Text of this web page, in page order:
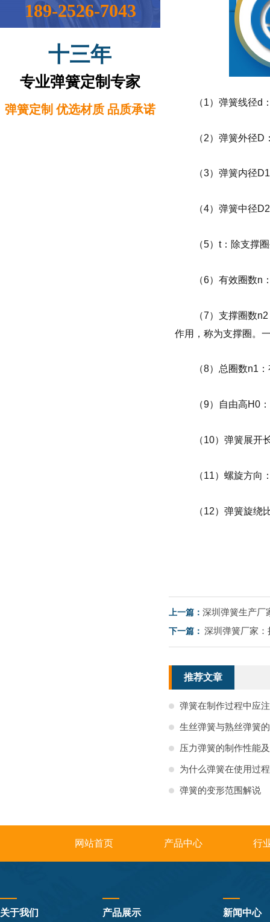
189-2526-7043
十三年
专业弹簧定制专家
弹簧定制 优选材质 品质承诺
（1）弹簧线径d
（2）弹簧外径
（3）弹簧内径
（4）弹簧中径
（5）t：除支撑
（6）有效圈数n
（7）支撑圈数
作用，称为支撑圈。
（8）总圈数n1
（9）自由高H0
（10）弹簧展开
（11）螺旋方向
（12）弹簧旋绕
上一篇： 深圳弹簧生产厂
下一篇： 深圳弹簧厂家
推荐文章
弹簧在制作过程中应
生丝弹簧与熟丝弹簧
压力弹簧的制作性能
为什么弹簧在使用过
弹簧的变形范围解说
网站首页 产品中心 行
关于我们 产品展示 新闻中心